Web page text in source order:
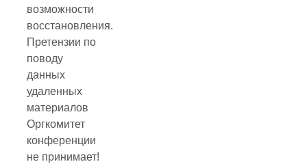
возможности
восстановления.
Претензии по
поводу
данных
удаленных
материалов
Оргкомитет
конференции
не принимает!